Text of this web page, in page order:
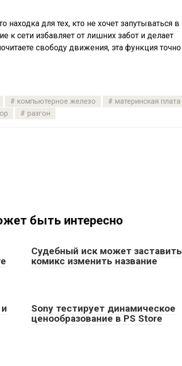
для тех, кто не хочет запутываться в
к сети избавляет от лишних забот и делает
свободу движения, эта функция точно
компьютерное железо
материнская плата
разгон
быть интересно
Судебный иск может заставить
комикс изменить название
Sony тестирует динамическое
ценообразование в PS Store